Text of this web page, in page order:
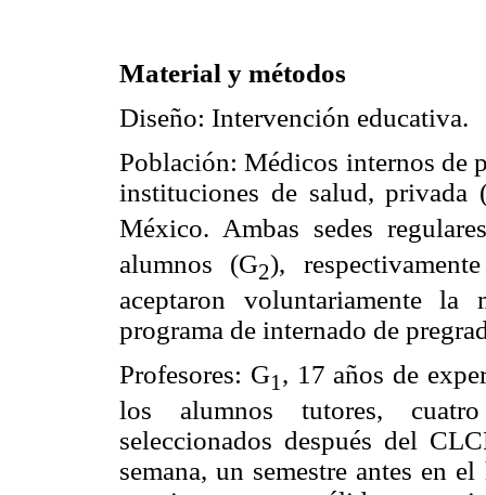
Material y métodos
Diseño: Intervención educativa.
Población: Médicos internos de
instituciones de salud, privada
México. Ambas sedes
alumnos (G2),
aceptaron voluntariamente
programa de internado de
Profesores: G1 , 17 años de
los alumnos tutores,
seleccionados después del
semana, un semestre antes en